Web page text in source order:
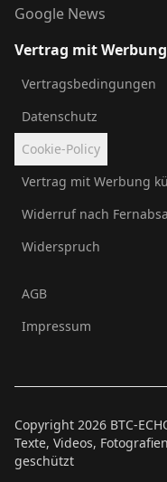
Google News
Vertrag mit Werbung
Vertragsbedingungen
Datenschutz
Cookie-Policy
Vertrag mit Werbung
Widerruf nach
Widerspruch
AGB
Impressum
Copyright 2026 BTC-
Texte, Videos,
geschützt